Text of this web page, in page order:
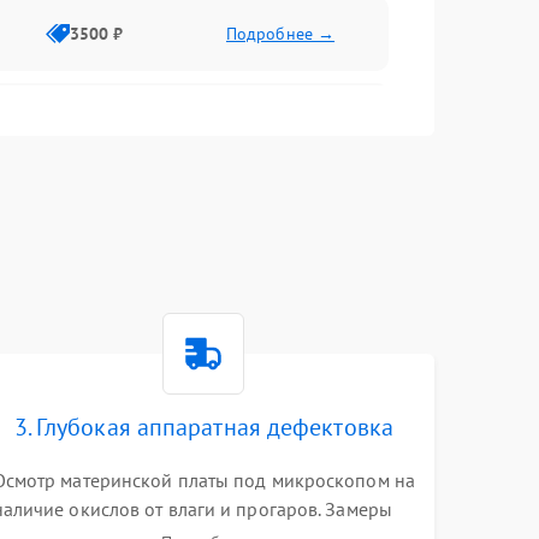
3500 ₽ Подробнее →
3000 ₽ Подробнее →
3. Глубокая аппаратная дефектовка
материнской платы под микроскопом на
окислов от влаги и прогаров. Замеры